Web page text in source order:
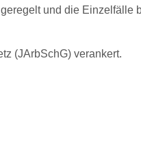
und die
(JArbSchG) verankert.